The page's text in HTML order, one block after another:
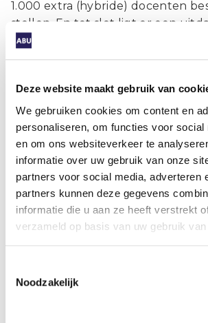
Deze website maakt gebruik van
We gebruiken cookies om content en
personaliseren, om functies voor social
en om ons websiteverkeer te
informatie over uw gebruik van onze
partners voor social media, adverteren
partners kunnen deze gegevens
informatie die u aan ze heeft verstrekt
verzameld op basis van uw gebruik
Noodzakelijk
1.000 extra (hybride) docenten
stellen. En tot slot ligt er een
belemmeringen in onze eigen
belemmeringen voor
Volgens de directeuren kan dit
uitgevoerd zonder actieve
werkgevers uit de vijf sectoren.
het niet lukken om de
op te lossen. Rats: “Daarnaast
beroep op overheden, onderwijs-
kennisinstellingen, vakbonden en
uitdaging in deze krappe
dat we ieders hulp en kennis
specifieke kennis op het gebied
selectie en matching. Ik nodig de